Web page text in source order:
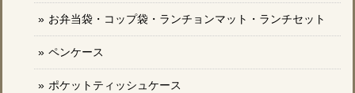
お弁当袋・コップ袋・ランチョンマット・ランチセット
ペンケース
ポケットティッシュケース